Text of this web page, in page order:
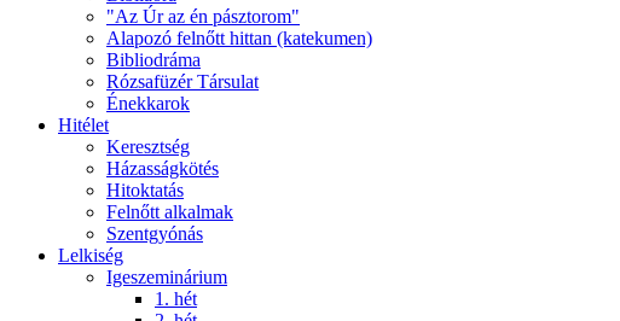
"Az Úr az én pásztorom"
Alapozó felnőtt hittan (katekumen)
Bibliodráma
Rózsafüzér Társulat
Énekkarok
Hitélet
Keresztség
Házasságkötés
Hitoktatás
Felnőtt alkalmak
Szentgyónás
Lelkiség
Igeszeminárium
1. hét